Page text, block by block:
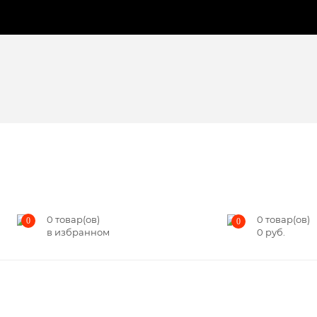
0 0 товар(ов)
в избранном
0 0 товар(ов)
0 руб.